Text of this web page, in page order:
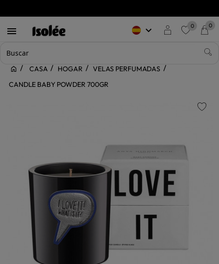
 keyboard_arrow_down 0 0
CASA HOGAR
VELAS PERFUMADAS
CANDLE BABY POWDER 700GR